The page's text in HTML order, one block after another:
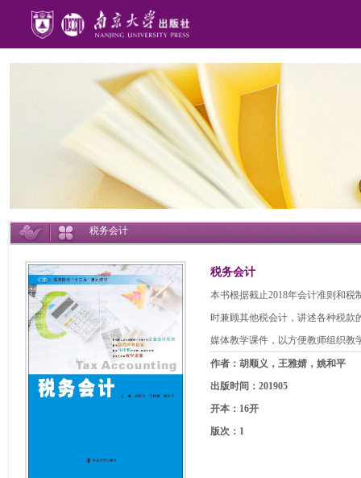
税务会计
税务会计
本书根据截止2018年会计准则和
时兼顾其他税会计，讲述各种税
媒体教学课件，以方便教师组织教
作者：胡顺义，王雅婧，姚和平
出版时间：201905
开本：16开
版次：1